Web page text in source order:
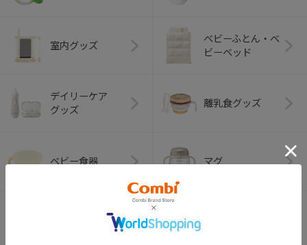
室内グッズ
ベビーふとん・ベ
ビーベッド
デイリーケア
グッズ
離乳食グッズ
ベビー食器 マグ
おはし・スプー